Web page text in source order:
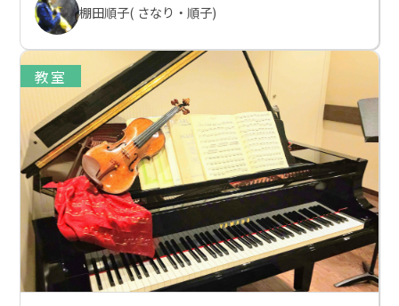
棚田順子( さなり・順子)
教室